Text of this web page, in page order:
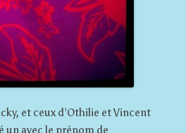
et ceux d’Othilie et Vincent